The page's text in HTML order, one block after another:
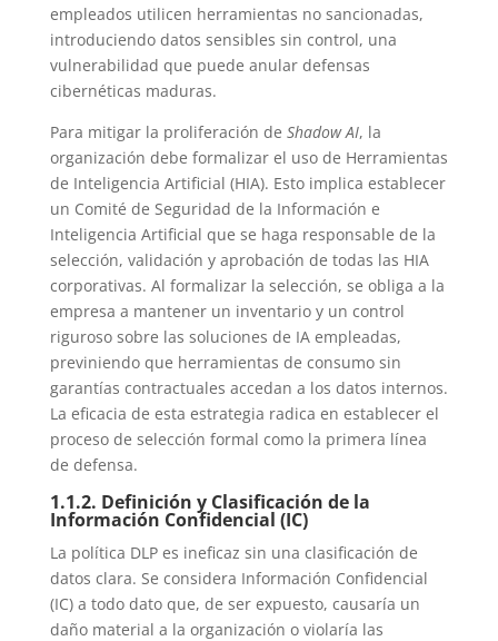
empleados utilicen herramientas no sancionadas,
introduciendo datos sensibles sin control, una
vulnerabilidad que puede anular defensas
cibernéticas maduras.
Para mitigar la proliferación de Shadow AI, la
organización debe formalizar el uso de Herramientas
de Inteligencia Artificial (HIA). Esto implica establecer
un Comité de Seguridad de la Información e
Inteligencia Artificial que se haga responsable de la
selección, validación y aprobación de todas las HIA
corporativas. Al formalizar la selección, se obliga a la
empresa a mantener un inventario y un control
riguroso sobre las soluciones de IA empleadas,
previniendo que herramientas de consumo sin
garantías contractuales accedan a los datos internos.
La eficacia de esta estrategia radica en establecer el
proceso de selección formal como la primera línea
de defensa.
1.1.2. Definición y Clasificación de la
Información Confidencial (IC)
La política DLP es ineficaz sin una clasificación de
datos clara. Se considera Información Confidencial
(IC) a todo dato que, de ser expuesto, causaría un
daño material a la organización o violaría las